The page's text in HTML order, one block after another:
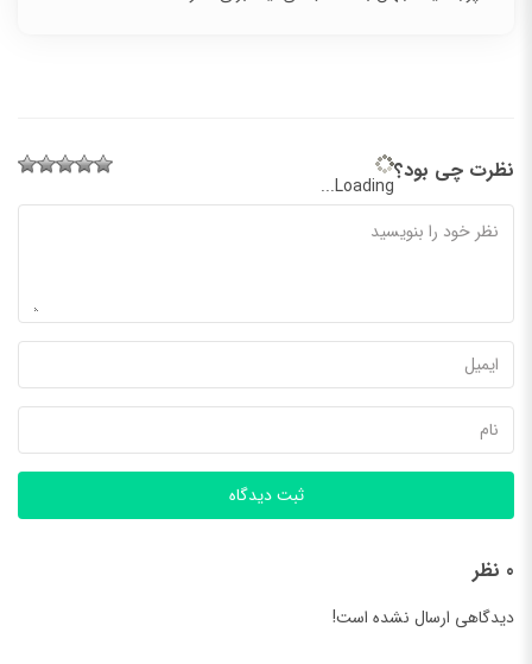
نظرت چی بود؟
Loading...
ثبت دیدگاه
0 نظر
دیدگاهی ارسال نشده است!